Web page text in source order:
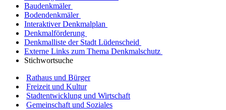
Baudenkmäler
Bodendenkmäler
Interaktiver Denkmalplan
Denkmalförderung
Denkmalliste der Stadt Lüdenscheid
Externe Links zum Thema Denkmalschutz
Stichwortsuche
Rathaus und Bürger
Freizeit und Kultur
Stadtentwicklung und Wirtschaft
Gemeinschaft und Soziales